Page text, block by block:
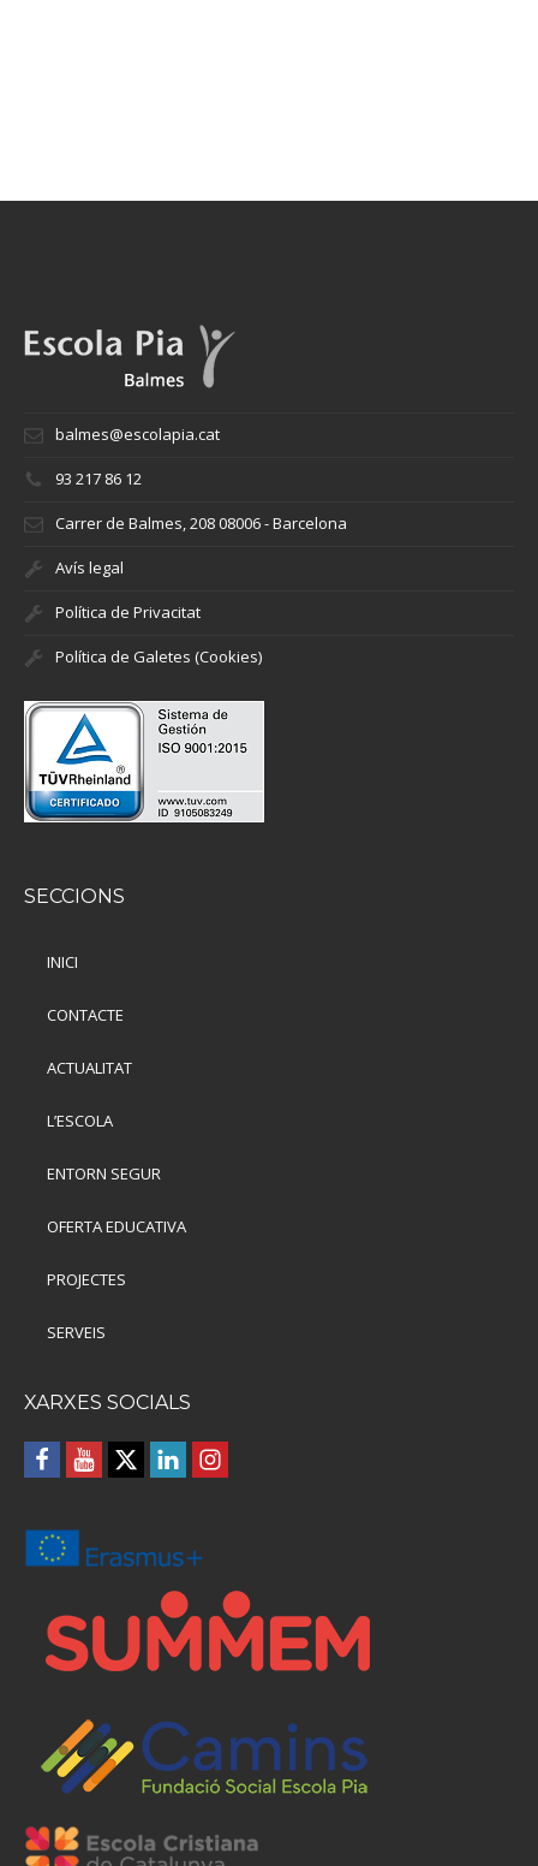
balmes@escolapia.cat
93 217 86 12
Carrer de Balmes, 208 08006 - Barcelona
Avís legal
Política de Privacitat
Política de Galetes (Cookies)
SECCIONS
INICI
CONTACTE
ACTUALITAT
L’ESCOLA
ENTORN SEGUR
OFERTA EDUCATIVA
PROJECTES
SERVEIS
XARXES SOCIALS